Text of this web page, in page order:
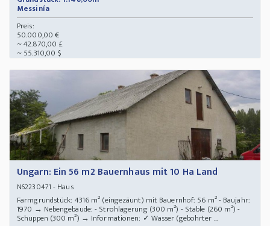
Messinía
Preis:
50.000,00 €
~ 42.870,00 £
~ 55.310,00 $
Ungarn: Ein 56 m2 Bauernhaus mit 10 Ha Land
N62230471 - Haus
Farmgrundstück: 4316 m² (eingezäunt) mit Bauernhof: 56 m² - Baujahr:
1970 → Nebengebäude: - Strohlagerung (300 m²) - Stable (260 m²) -
Schuppen (300 m²) → Informationen: ✓ Wasser (gebohrter ...